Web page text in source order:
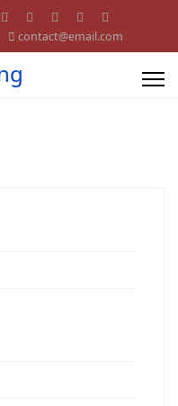
contact@email.com